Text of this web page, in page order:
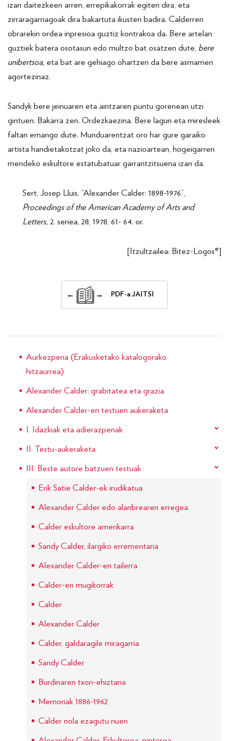
izan daitezkeen arren, errepikakorrak egiten dira, eta
zirraragarriagoak dira bakartuta ikusten badira. Calderren
obrarekin ordea inpresioa guztiz kontrakoa da. Bere artelan
guztiek batera osotasun edo multzo bat osatzen dute, bere
unibertsoa, eta bat are gehiago ohartzen da bere asmamen
agortezinaz.
Sandyk bere jeinuaren eta aintzaren puntu gorenean utzi
gintuen. Bakarra zen. Ordezkaezina. Bere lagun eta miresleek
faltan emango dute. Munduarentzat oro har gure garaiko
artista handietakotzat joko da, eta nazioartean, hogeigarren
mendeko eskultore estatubatuar garrantzitsuena izan da.
Sert, Josep Lluis, “Alexander Calder: 1898-1976”,
Proceedings of the American Academy of Arts and
Letters,2. seriea, 28, 1978, 61- 64. or.
[Itzultzailea: Bitez-Logos®]
PDF-a JAITSI
Aurkezpena (Erakusketako katalogorako
hitzaurrea)
Alexander Calder: grabitatea eta grazia
Alexander Calder-en testuen aukeraketa
I. Idazkiak eta adierazpenak
II. Testu-aukeraketa
III. Beste autore batzuen testuak
Erik Satie Calder-ek irudikatua
Alexander Calder edo alanbrearen erregea
Calder eskultore amerikarra
Sandy Calder, ilargiko errementaria
Alexander Calder-en tailerra
Calder-en mugikorrak
Calder
Alexander Calder
Calder, galdaragile miragarria
Sandy Calder
Burdinaren txori-ehiztaria
Memoriak 1886-1962
Calder nola ezagutu nuen